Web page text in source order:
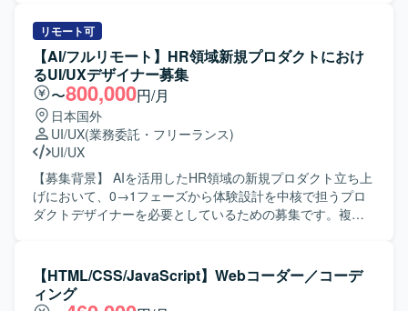
ミュニケーションにはNotionやSlackなどのコラボレーショ
ンツールを利用し、納品形式はwav / aiff / mp3などを想定し
ています。サンプルレートやラウドネス基準などはプロダ
クトのルールに沿って制作していただきます。
学習体験に合わせて、自然さ、かわいさ、コミカルさのバ
ランスを取りながら、実装へつながる形で仕上げていただ
きます。 具体的には、仕様や要件（どんなシーンでどう動
くか）を踏まえ、Riveで成立する構造（パーツ階層、リ
グ、ステート設計）に落とし込み、待機、喜び、残念、驚
きなどのキャラクターアニメーションを設計・制作・調整
まで一貫して担当いただきます。Rive上でのキャラクター
構造化（パーツ階層、ボーン、ウェイト、メッシュ、制約
の設定）、リアクションを含む各種アニメーション制作
（ループ、ワンショット）、State Machineの設計・実装
（入力や遷移設計、実装側が扱いやすい粒度への整理）、
を行っていただきます。 【求める人物像】 仕様が固まる前
の段階でも、ラフな要件から「どう動かすと良いか」を提
案できる方を求めております。デザイナーやPM、エンジニ
リモート可
【AI/フルリモート】HR領域新規プロダクトにおけ
るUI/UXデザイナー募集
〜800,000円/月
日本国外
UI/UX(業務委託・フリーランス)
UI/UX
【募集背景】 AIを活用したHR領域の新規プロダクト立ち上
げにおいて、0→1フェーズから体験設計を中核で担うプロ
ダクトデザイナーを必要としているための募集です。複数
す。 【作業内容】 ・AIを活用したHR領域の新規プロダク
トにおけるUX設計、情報設計、UIデザインを行っていただ
きます。 ・ユーザー課題、事業課題、マーケット仮説を踏
【HTML/CSS/JavaScript】Webコーダー／コーデ
ィング